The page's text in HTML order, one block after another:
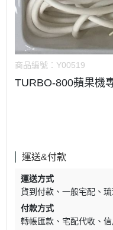
商品編號： Y00519
TURBO-800蘋果機
運送&付款
運送方式
貨到付款
一般宅配
付款方式
轉帳匯款
宅配代收